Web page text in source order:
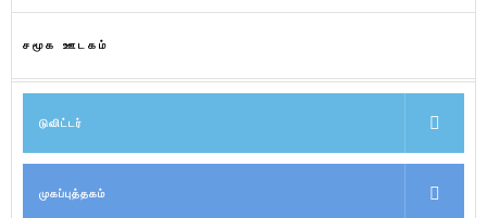
சமூக ஊடகம்
டுவிட்டர்
முகப்புத்தகம்